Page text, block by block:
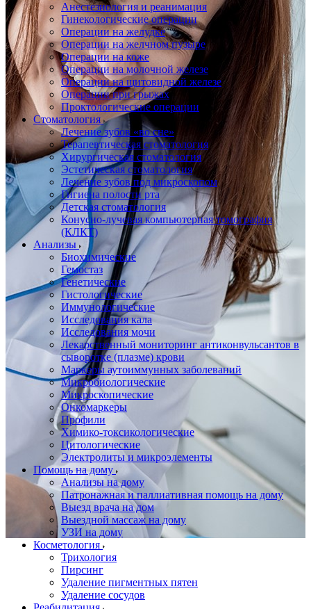
Анестезиология и реанимация
Гинекологические операции
Операции на желудке
Операции на желчном пузыре
Операции на коже
Операции на молочной железе
Операции на щитовидной железе
Операции при грыжах
Проктологические операции
Стоматология
Лечение зубов «во сне»
Терапевтическая стоматология
Хирургическая стоматология
Эстетическая стоматология
Лечение зубов под микроскопом
Гигиена полости рта
Детская стоматология
Конусно-лучевая компьютерная томография
(КЛКТ)
Анализы
Биохимические
Гемостаз
Генетические
Гистологические
Иммунологические
Исследования кала
Исследования мочи
Лекарственный мониторинг антиконвульсантов в
сыворотке (плазме) крови
Маркеры аутоиммунных заболеваний
Микробиологические
Микроскопические
Онкомаркеры
Профили
Химико-токсикологические
Цитологические
Электролиты и микроэлементы
Помощь на дому
Анализы на дому
Патронажная и паллиативная помощь на дому
Выезд врача на дом
Выездной массаж на дому
УЗИ на дому
Косметология
Трихология
Пирсинг
Удаление пигментных пятен
Удаление сосудов